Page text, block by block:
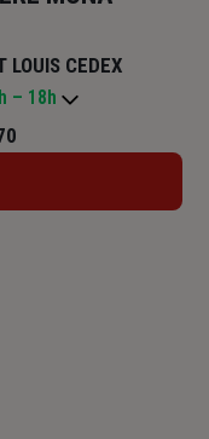
LOUIS CEDEX
Ouvert 09h – 12h / 14h – 18h